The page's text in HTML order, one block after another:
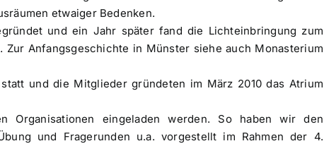
etwaiger Bedenken.
und ein Jahr später fand die Lichteinbringung zum
Zur Anfangsgeschichte in Münster siehe auch Monasterium
und die Mitglieder gründeten im März 2010 das Atrium
eingeladen werden. So haben wir den
und Fragerunden u.a. vorgestellt im Rahmen der 4.